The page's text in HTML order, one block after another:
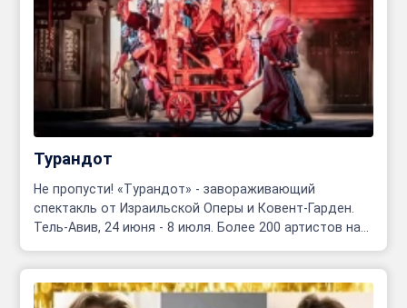
Турандот
Не пропусти! «Турандот» - завораживающий
спектакль от Израильской Оперы и Ковент-Гарден.
Тель-Авив, 24 июня - 8 июля. Более 200 артистов на